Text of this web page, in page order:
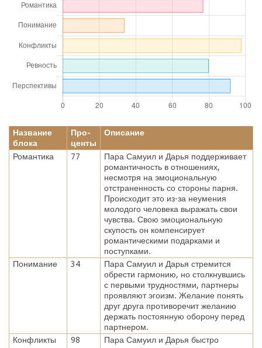
Название
блока
Про-
центы
Описание
Романтика 77
Пара Самуил и Дарья поддерживает
романтичность в отношениях,
несмотря на эмоциональную
отстраненность со стороны парня.
Происходит это из-за неумения
молодого человека выражать свои
чувства. Свою эмоциональную
скупость он компенсирует
романтическими подарками и
поступками.
Понимание
34
Пара Самуил и Дарья стремится
обрести гармонию, но столкнувшись
с первыми трудностями, партнеры
проявляют эгоизм. Желание понять
друг друга противоречит желанию
держать постоянную оборону перед
партнером.
Конфликты
98
Пара Самуил и Дарья быстро